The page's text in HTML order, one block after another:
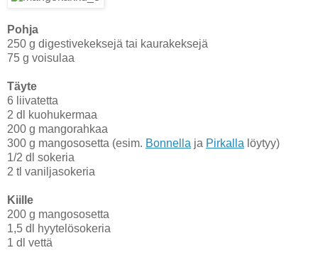
Pohja
250 g digestivekeksejä tai kaurakeksejä
75 g voisulaa
Täyte
6 liivatetta
2 dl kuohukermaa
200 g mangorahkaa
300 g mangososetta (esim. Bonnella ja Pirkalla löytyy)
1/2 dl sokeria
2 tl vaniljasokeria
Kiille
200 g mangososetta
1,5 dl hyytelösokeria
1 dl vettä